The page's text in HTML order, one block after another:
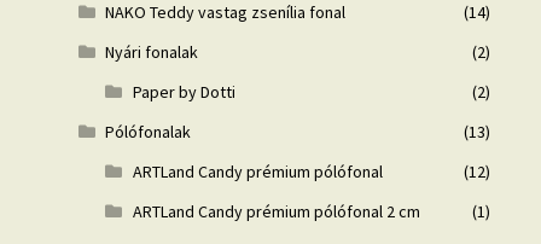
NAKO Teddy vastag zsenília fonal
(14)
Nyári fonalak
(2)
Paper by Dotti
(2)
Pólófonalak
(13)
ARTLand Candy prémium pólófonal
(12)
ARTLand Candy prémium pólófonal 2 cm
(1)